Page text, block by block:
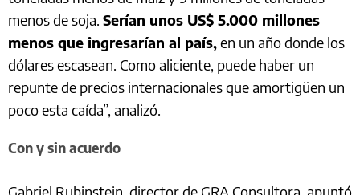
menos de soja. Serían unos US$ 5.000 millones
menos que ingresarían al país,en un año donde los
dólares escasean. Como aliciente, puede haber un
repunte de precios internacionales que amortigüen un
poco esta caída”, analizó.
Con y sin acuerdo